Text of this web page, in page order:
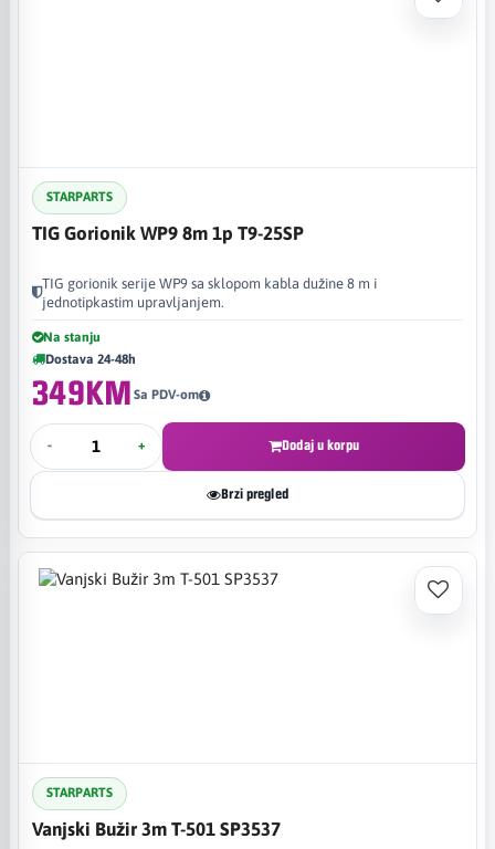
STARPARTS
TIG Gorionik WP9 8m 1p T9-25SP
TIG gorionik serije WP9 sa sklopom kabla dužine 8 m i
jednotipkastim upravljanjem.
Na stanju
Dostava 24-48h
349KM Sa PDV-om
- + Dodaj u korpu
Brzi pregled
STARPARTS
Vanjski Bužir 3m T-501 SP3537